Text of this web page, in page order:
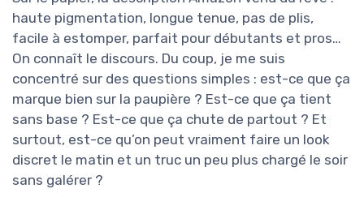
haute pigmentation, longue tenue, pas de plis,
facile à estomper, parfait pour débutants et pros…
On connaît le discours. Du coup, je me suis
concentré sur des questions simples : est-ce que ça
marque bien sur la paupière ? Est-ce que ça tient
sans base ? Est-ce que ça chute de partout ? Et
surtout, est-ce qu’on peut vraiment faire un look
discret le matin et un truc un peu plus chargé le soir
sans galérer ?